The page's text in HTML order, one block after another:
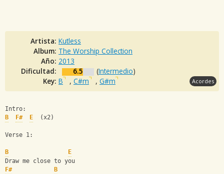
Artista: Kutless
Album: The Worship Collection
Año: 2013
Dificultad:
6.5 (Intermedio)
Key: B , C#m , G#m Acordes
Intro:
B
F# E
  (x2)
Verse 1:
B
E
Draw me close to you
F#
B